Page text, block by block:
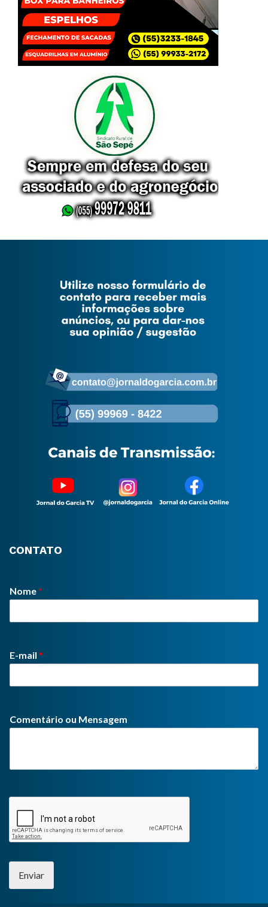
CONTATO
Nome*
E-mail *
Comentário ou Mensagem
Enviar